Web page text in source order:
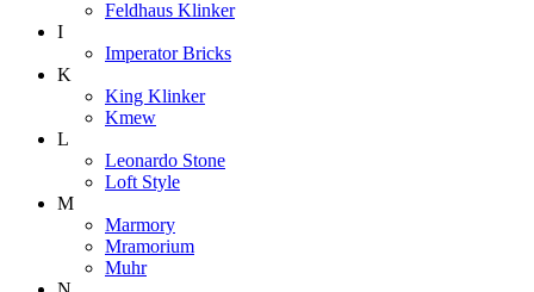
Feldhaus Klinker
I
Imperator Bricks
K
King Klinker
Kmew
L
Leonardo Stone
Loft Style
M
Marmory
Mramorium
Muhr